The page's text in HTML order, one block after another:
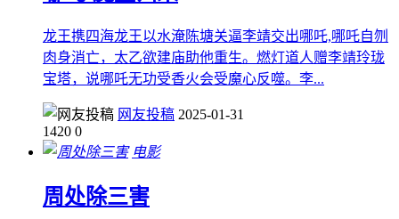
龙王携四海龙王以水淹陈塘关逼李靖交出哪吒,哪吒自刎
肉身消亡，太乙欲建庙助他重生。燃灯道人赠李靖玲珑
宝塔，说哪吒无功受香火会受魔心反噬。李...
网友投稿 2025-01-31
1420 0
电影
周处除三害